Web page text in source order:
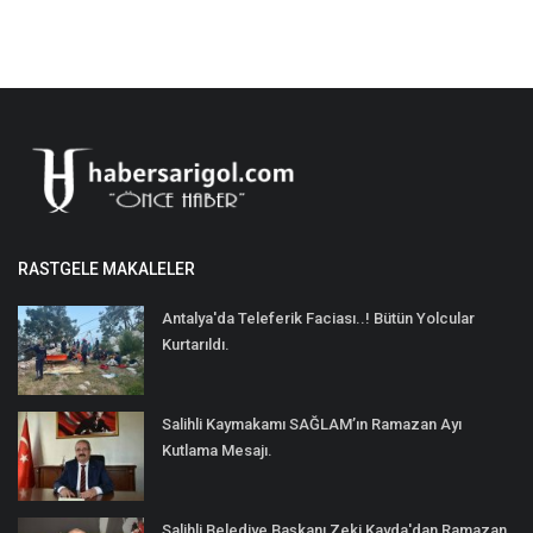
RASTGELE MAKALELER
Antalya'da Teleferik Faciası..! Bütün Yolcular
Kurtarıldı.
Salihli Kaymakamı SAĞLAM’ın Ramazan Ayı
Kutlama Mesajı.